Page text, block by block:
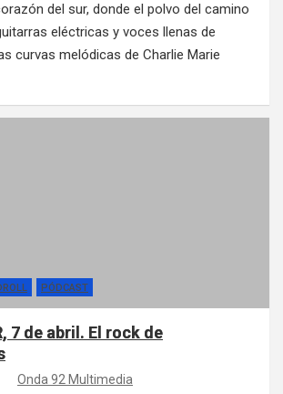
del sur, donde el polvo del camino
eléctricas y voces llenas de
curvas melódicas de Charlie Marie
PÓDCAST
7 de abril. El rock de
Onda 92 Multimedia